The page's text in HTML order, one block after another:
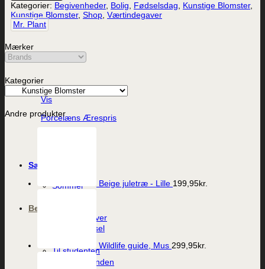
Vis
Porcelæns Ærespris
Sæson
Sommer
Begivenheder
Værtindegaver
Dåb og barsel
Til studenten
Til konfirmanden
Kategorier: Begivenheder, Bolig, Fødselsdag, Kunstige Blomster,
Kunstige Blomster, Shop, Værtindegaver
Mr. Plant
Mærker
Kategorier
Andre produkter
Beige juletræ - Lille 199,95kr.
Wildlife guide, Mus 299,95kr.